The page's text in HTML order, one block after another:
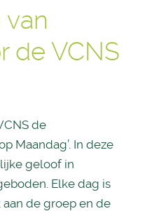
de VCNS
de
Maandag’. In deze
geloof in
Elke dag is
de groep en de